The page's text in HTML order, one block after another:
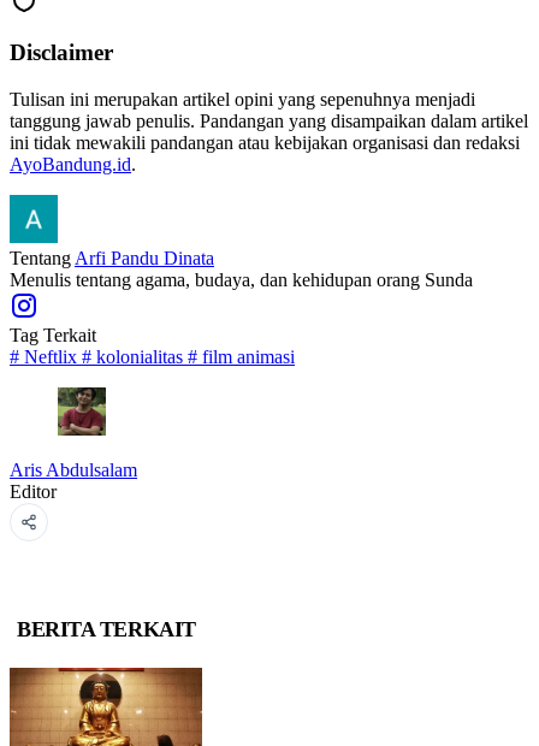
Disclaimer
Tulisan ini merupakan artikel opini yang sepenuhnya menjadi
tanggung jawab penulis. Pandangan yang disampaikan dalam artikel
ini tidak mewakili pandangan atau kebijakan organisasi dan redaksi
AyoBandung.id.
Tentang Arfi Pandu Dinata
Menulis tentang agama, budaya, dan kehidupan orang Sunda
Tag Terkait
# Neftlix # kolonialitas # film animasi
Aris Abdulsalam
Editor
BERITA TERKAIT